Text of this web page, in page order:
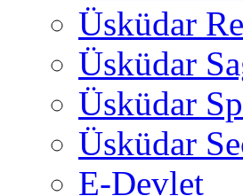
Üsküdar
Üsküdar
Üsküdar
Üsküdar
E-Devlet